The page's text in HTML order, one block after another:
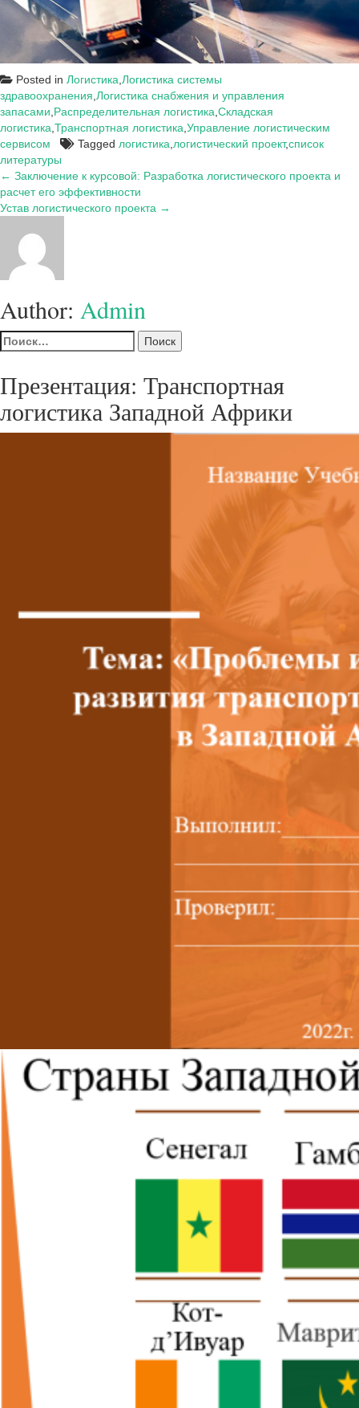
Posted in Логистика Логистика системы
здравоохранения Логистика снабжения и управления
запасами Распределительная логистика Складская
логистика Транспортная логистика Управление логистическим
сервисом
Tagged логистика логистический проект,список
литературы
Навигация
по
записям
← Заключение к курсовой: Разработка логистического проекта и
расчет его эффективности
Устав логистического проекта →
Author: Admin
Найти:
Презентация: Транспортная
логистика Западной Африки